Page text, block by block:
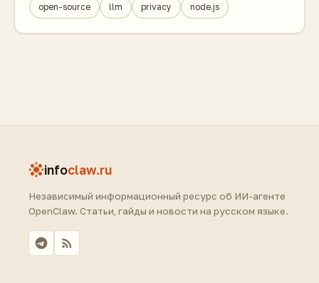
open-source llm privacy node.js
infoclaw.ru
Независимый информационный ресурс об ИИ-агенте
OpenClaw. Статьи, гайды и новости на русском языке.